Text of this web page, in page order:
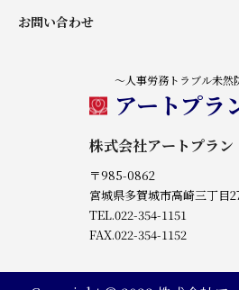
～人事労務トラブル未然
アートプラ
株式会社アートプラン
〒985-0862
宮城県多賀城市高崎三丁目
TEL.022-354-1151
FAX.022-354-1152
お問い合わせ